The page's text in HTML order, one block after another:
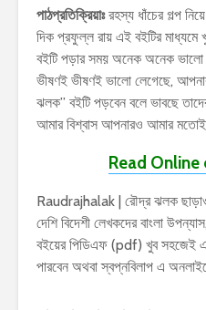
পাঠপ্রতিক্রিয়াঃরহস্য ধাঁচের গল্প
দিক প্রফুল্ল রায় এই বইটির মাধ্যমে
বইটি পড়ার সময় অনেক অনেক
ভীষণই ভীষণই ভালো লেগেছে,
ঝলক” বইটি পড়বেন বলে ভাবছে
আমার বিশ্বাস আপনারও আমার মতোই
Read
Raudrajhalak | রৌদ্র ঝলক
দেশি বিদেশী লেখকদের বাংলা
বইয়ের পিডিএফ (pdf) খুব সহজেই
পারবেন অথবা স্বপ্নবিলাপ এ